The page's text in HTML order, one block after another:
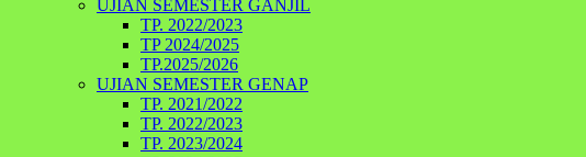
UJIAN SEMESTER GANJIL
TP. 2022/2023
TP 2024/2025
TP.2025/2026
UJIAN SEMESTER GENAP
TP. 2021/2022
TP. 2022/2023
TP. 2023/2024